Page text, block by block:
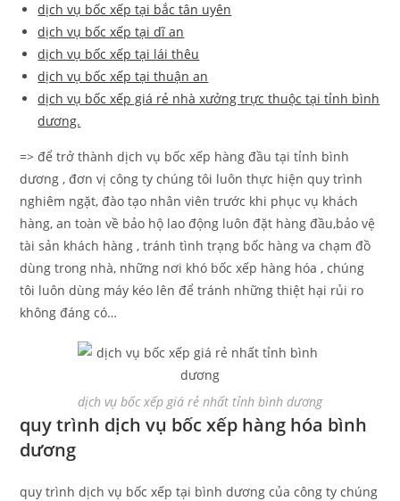
dịch vụ bốc xếp tại bắc tân uyên
dịch vụ bốc xếp tại dĩ an
dịch vụ bốc xếp tại lái thêu
dịch vụ bốc xếp tại thuận an
dịch vụ bốc xếp giá rẻ nhà xưởng trực thuộc tại tỉnh bình
dương.
=> để trở thành dịch vụ bốc xếp hàng đầu tại tỉnh bình
dương , đơn vị công ty chúng tôi luôn thực hiện quy trình
nghiêm ngặt, đào tạo nhân viên trước khi phục vụ khách
hàng, an toàn về bảo hộ lao động luôn đặt hàng đầu,bảo vệ
tài sản khách hàng , tránh tình trạng bốc hàng va chạm đồ
dùng trong nhà, những nơi khó bốc xếp hàng hóa , chúng
tôi luôn dùng máy kéo lên để tránh những thiệt hại rủi ro
không đáng có…
dịch vụ bốc xếp giá rẻ nhất tỉnh bình dương
quy trình dịch vụ bốc xếp hàng hóa bình
dương
quy trình dịch vụ bốc xếp tại bình dương của công ty chúng